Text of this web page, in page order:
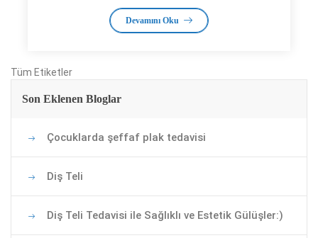
Devamını Oku
Tüm Etiketler
Son Eklenen Bloglar
Çocuklarda şeffaf plak tedavisi
Diş Teli
Diş Teli Tedavisi ile Sağlıklı ve Estetik Gülüşler:)